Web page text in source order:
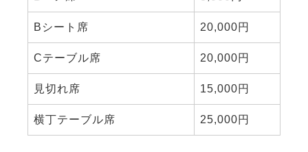
Bシート席 20,000円
Cテーブル席 20,000円
見切れ席 15,000円
横丁テーブル席 25,000円